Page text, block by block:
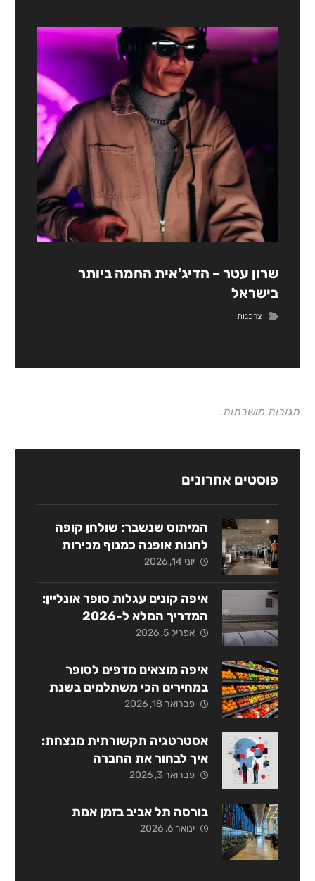
שרון עטר – הדיג'אית החמה ביותר
בישראל
צרכנות
תגובות מושבתות.
פוסטים אחרונים
המיתוס שנשבר: שולחן קופה
לחנות אופנה כמנוף מכירות
אסטרטגי
יוני 14, 2026
איפה קונים עגלות סופר אונליין:
המדריך המלא ל-2026
אפריל 5, 2026
איפה מוצאים מדפים לסופר
במחירים הכי משתלמים בשנת
2026?
פברואר 18, 2026
אסטרטגיה תקשורתית מנצחת:
איך לבחור את החברה
המתאימה בישראל?
פברואר 3, 2026
בורסה תל אביב בזמן אמת
ינואר 6, 2026